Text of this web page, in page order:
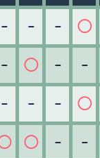
－ － － ◯
－ ◯ － －
－ － － ◯
◯ － －